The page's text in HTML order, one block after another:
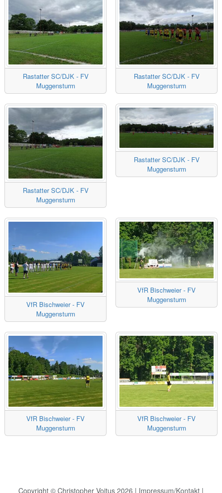
Rastatter SC/DJK - FV
Muggensturm
Rastatter SC/DJK - FV
Muggensturm
Rastatter SC/DJK - FV
Muggensturm
Rastatter SC/DJK - FV
Muggensturm
VfR Bischweier - FV
Muggensturm
VfR Bischweier - FV
Muggensturm
VfR Bischweier - FV
Muggensturm
VfR Bischweier - FV
Muggensturm
Copyright © Christopher Voitus 2026 | Impressum/Kontakt |